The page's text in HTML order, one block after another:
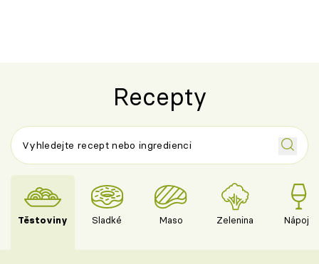
Recepty
Těstoviny Sladké Maso Zelenina Nápoje